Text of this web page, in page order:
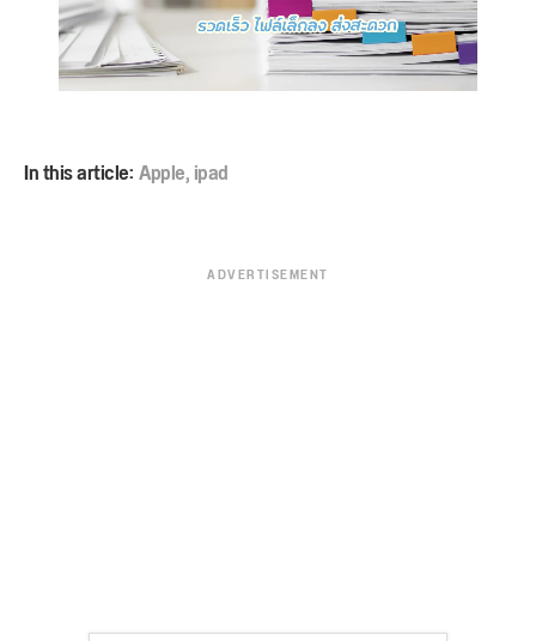
In this article:Apple,ipad
ADVERTISEMENT